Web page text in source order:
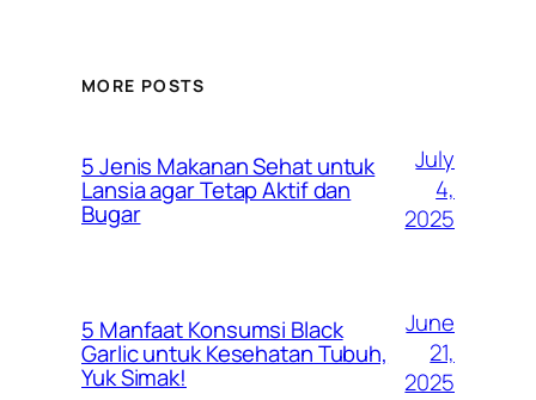
MORE POSTS
5 Jenis Makanan Sehat untuk
Lansia agar Tetap Aktif dan
Bugar
July
4,
2025
5 Manfaat Konsumsi Black
Garlic untuk Kesehatan Tubuh,
Yuk Simak!
June
21,
2025